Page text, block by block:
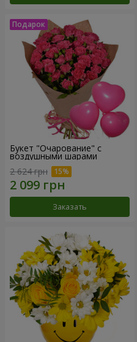
Букет "Очарование" с
воздушными шарами
2 624 грн
Заказать